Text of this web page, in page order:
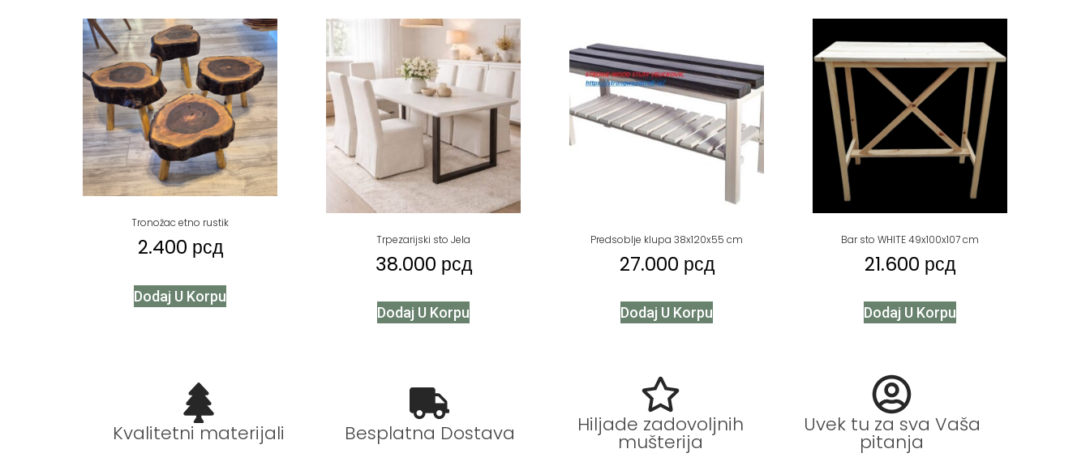
Tronožac etno rustik
2.400 рсд
Dodaj U Korpu
Trpezarijski sto Jela
38.000 рсд
Dodaj U Korpu
Predsoblje klupa 38x120x55 cm
27.000 рсд
Dodaj U Korpu
Bar sto WHITE 49x100x107 cm
21.600 рсд
Dodaj U Korpu
Kvalitetni materijali Besplatna Dostava Hiljade zadovoljnih
mušterija
Uvek tu za sva Vaša
pitanja